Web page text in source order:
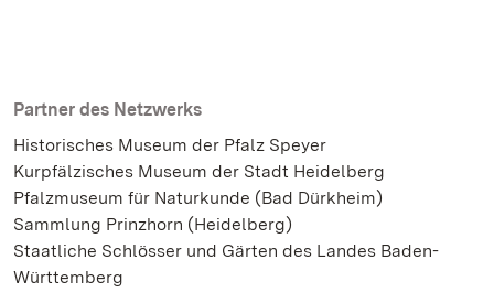
Partner des Netzwerks
Historisches Museum der Pfalz Speyer
Kurpfälzisches Museum der Stadt Heidelberg
Pfalzmuseum für Naturkunde (Bad Dürkheim)
Sammlung Prinzhorn (Heidelberg)
Staatliche Schlösser und Gärten des Landes Baden-
Württemberg